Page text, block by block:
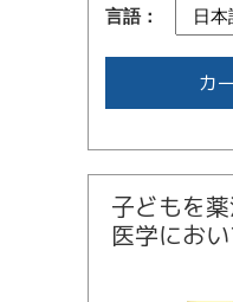
言語：
カ
子どもを
医学にお